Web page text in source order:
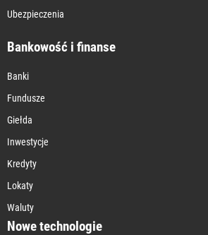
Ubezpieczenia
Bankowość i finanse
Banki
Fundusze
Giełda
Inwestycje
Kredyty
Lokaty
Waluty
Nowe technologie